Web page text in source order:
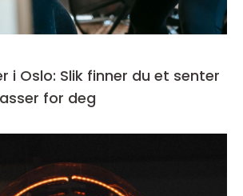
i Oslo: Slik finner du et senter
for deg